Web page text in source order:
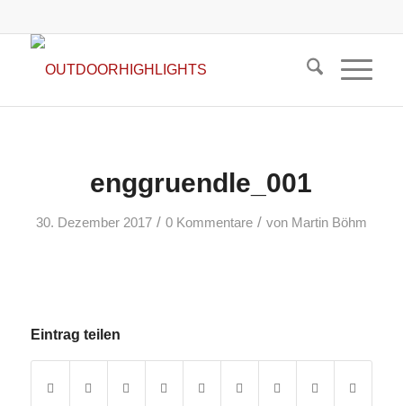
enggruendle_001
30. Dezember 2017 / 0 Kommentare / von Martin Böhm
Eintrag teilen